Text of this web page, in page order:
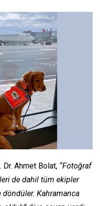
Dr. Ahmet Bolat, “Fotoğraf
de dahil tüm ekipler
Kahramanca